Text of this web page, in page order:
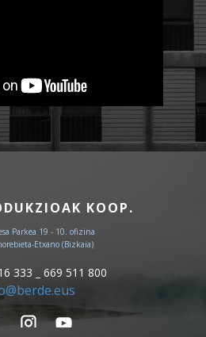
KOOP.
Parkea 19 - 10. ofizina
Etxano (Bizkaia)
333 _ 669 511 800